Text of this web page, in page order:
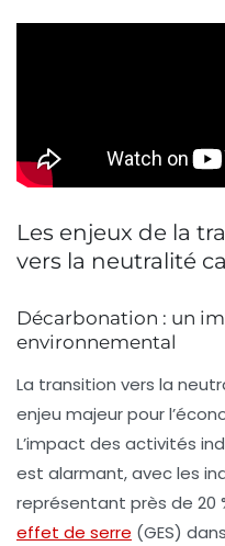
Les enjeux de la
vers la neutralité
Décarbonation : un
environnemental
La transition vers la
enjeu majeur pour
L’impact des activités
est alarmant, avec les
représentant près de 20
effet de serre (GES)